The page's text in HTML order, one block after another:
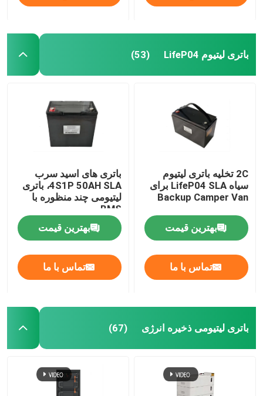
باتری لیتیوم LifeP04 (53)
2C تخلیه باتری لیتیوم
سیاه LifeP04 SLA برای
Backup Camper Van
بهترین قیمت
تماس با ما
باتری های اسید سرب
4S1P 50AH SLA، باتری
لیتیومی چند منظوره با
BMS
بهترین قیمت
تماس با ما
باتری لیتیومی ذخیره انرژی (67)